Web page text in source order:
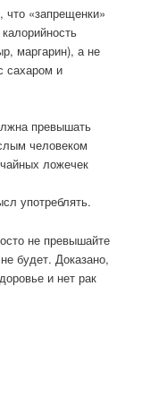
«запрещенки»
маргарин), а не
сахаром и
превышать
человеком
ложечек
употреблять.
не превышайте
будет. Доказано,
и нет рак